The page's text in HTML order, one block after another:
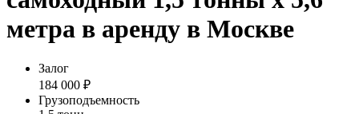
метра в аренду в Москве
Залог
184 000 ₽
Грузоподъемность